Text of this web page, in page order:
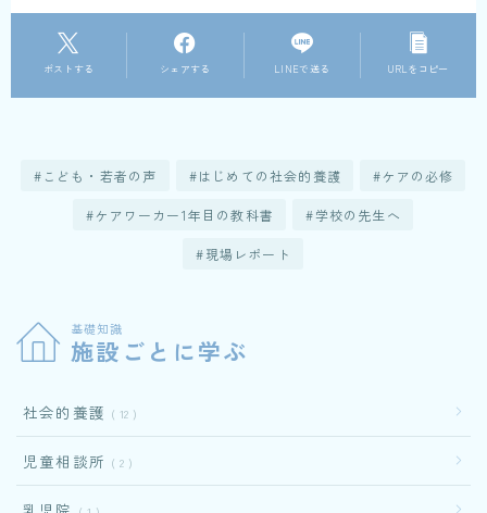
ポストする シェアする LINEで送る URLをコピー
こども・若者の声 はじめての社会的養護 ケアの必修
ケアワーカー1年目の教科書 学校の先生へ
現場レポート
基礎知識
施設ごとに学ぶ
社会的養護 12
児童相談所 2